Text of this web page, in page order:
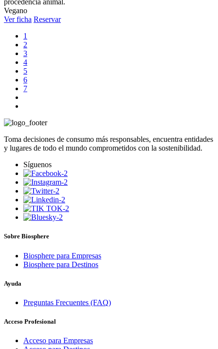
Vegano
Ver ficha Reservar
1
2
3
4
5
6
7
Toma decisiones de consumo más responsables, encuentra entidades
y lugares de todo el mundo comprometidos con la sostenibilidad.
Síguenos
Sobre Biosphere
Biosphere para Empresas
Biosphere para Destinos
Ayuda
Preguntas Frecuentes (FAQ)
Acceso Profesional
Acceso para Empresas